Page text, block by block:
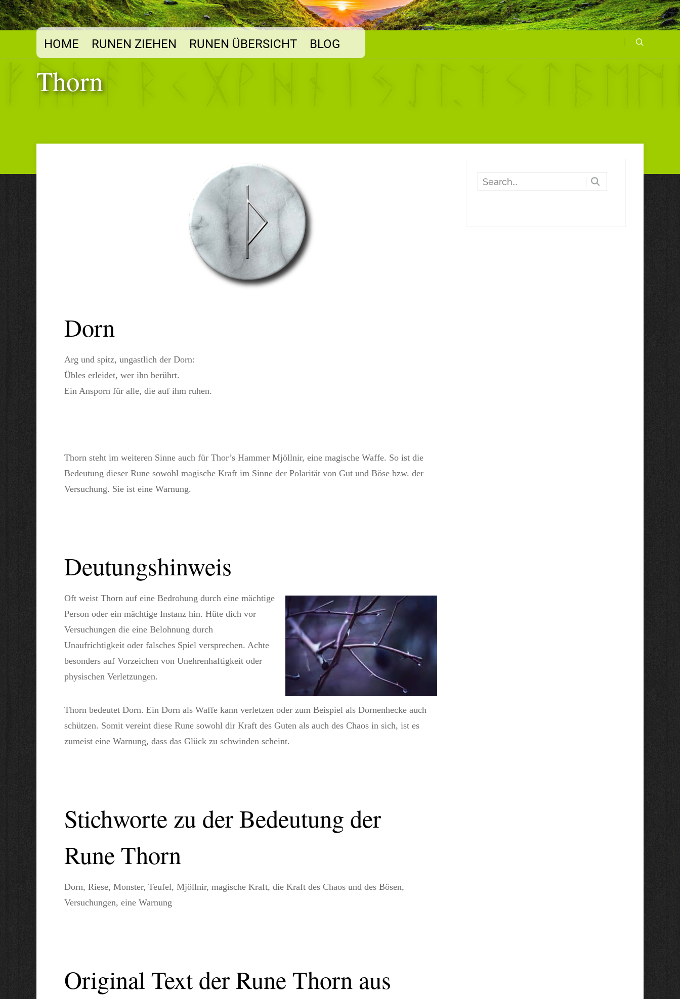
HOME RUNEN ZIEHEN RUNEN ÜBERSICHT BLOG
Thorn
Dorn
Arg und spitz, ungastlich der Dorn:
Übles erleidet, wer ihn berührt.
Ein Ansporn für alle, die auf ihm ruhen.
Thorn steht im weiteren Sinne auch für Thor’s Hammer Mjöllnir, eine magische Waffe. So ist die
Bedeutung dieser Rune sowohl magische Kraft im Sinne der Polarität von Gut und Böse bzw. der
Versuchung. Sie ist eine Warnung.
Deutungshinweis
Oft weist Thorn auf eine Bedrohung durch eine mächtige
Person oder ein mächtige Instanz hin. Hüte dich vor
Versuchungen die eine Belohnung durch
Unaufrichtigkeit oder falsches Spiel versprechen. Achte
besonders auf Vorzeichen von Unehrenhaftigkeit oder
physischen Verletzungen.
Thorn bedeutet Dorn. Ein Dorn als Waffe kann verletzen oder zum Beispiel als Dornenhecke auch
schützen. Somit vereint diese Rune sowohl dir Kraft des Guten als auch des Chaos in sich, ist es
zumeist eine Warnung, dass das Glück zu schwinden scheint.
Stichworte zu der Bedeutung der
Rune Thorn
Dorn, Riese, Monster, Teufel, Mjöllnir, magische Kraft, die Kraft des Chaos und des Bösen,
Versuchungen, eine Warnung
Original Text der Rune Thorn aus